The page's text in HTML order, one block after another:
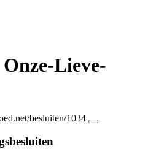
Lieve-
besluiten/1034